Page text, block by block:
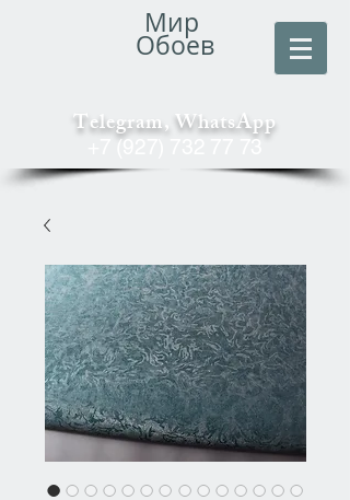
Мир
Обоев
Telegram, WhatsApp
+7 (927) 732 77 73